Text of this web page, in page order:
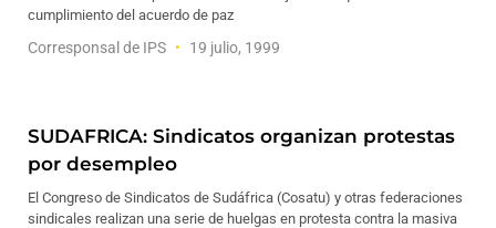
cumplimiento del acuerdo de paz
Corresponsal de IPS 19 julio, 1999
SUDAFRICA: Sindicatos organizan protestas
por desempleo
El Congreso de Sindicatos de Sudáfrica (Cosatu) y otras federaciones
sindicales realizan una serie de huelgas en protesta contra la masiva